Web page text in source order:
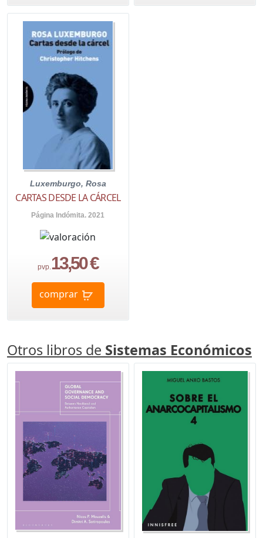
Luxemburgo, Rosa
CARTAS DESDE LA CÁRCEL
Página Indómita. 2021
pvp.13,50 €
comprar
Otros libros de Sistemas Económicos